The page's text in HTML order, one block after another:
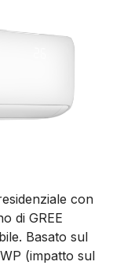
con
di GREE
Basato sul
(impatto sul